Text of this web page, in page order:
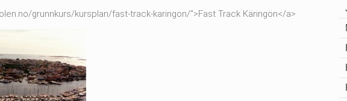
grunnkurs/kursplan/fast-track-karingon/">Fast Track Käringön</a>